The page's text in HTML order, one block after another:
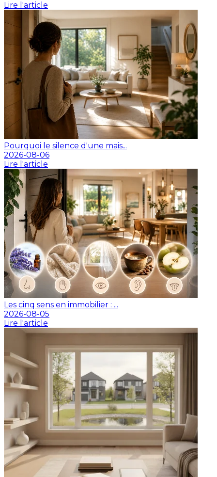
Lire l'article
Pourquoi le silence d'une mais...
2026-08-06
Lire l'article
Les cinq sens en immobilier : ...
2026-08-05
Lire l'article